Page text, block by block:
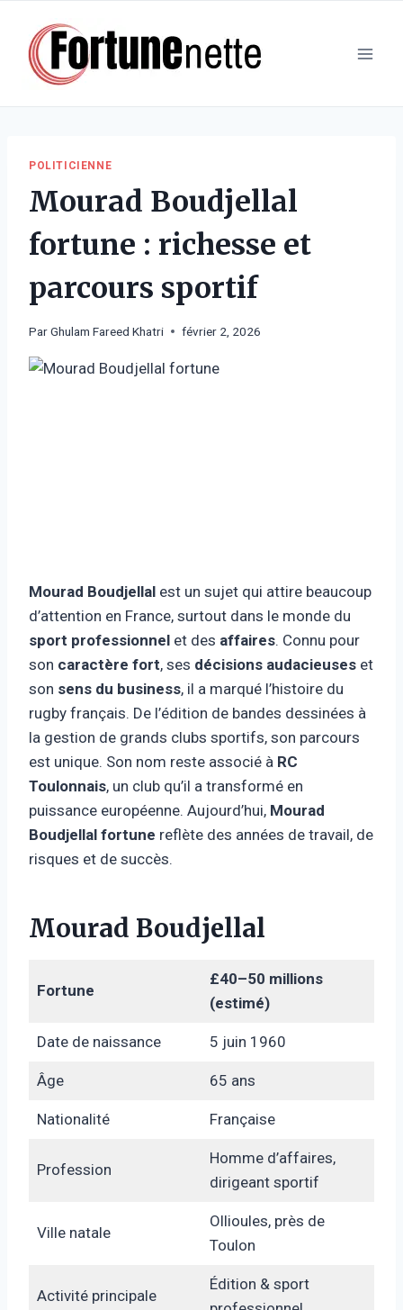
contenu
POLITICIENNE
Mourad Boudjellal
fortune : richesse et
parcours sportif
ParGhulam Fareed Khatri février 2, 2026
Mourad Boudjellal est un sujet qui attire beaucoup
d’attention en France, surtout dans le monde du
sport professionnel et des affaires. Connu pour
son caractère fort, ses décisions audacieuses et
son sens du business, il a marqué l’histoire du
rugby français. De l’édition de bandes dessinées à
la gestion de grands clubs sportifs, son parcours
est unique. Son nom reste associé à RC
Toulonnais, un club qu’il a transformé en
puissance européenne. Aujourd’hui, Mourad
Boudjellal fortune reflète des années de travail, de
risques et de succès.
Mourad Boudjellal
Fortune
£40–50 millions
(estimé)
Date de naissance 5 juin 1960
Âge 65 ans
Nationalité Française
Profession
Homme d’affaires,
dirigeant sportif
Ville natale
Ollioules, près de
Toulon
Activité principale
Édition & sport